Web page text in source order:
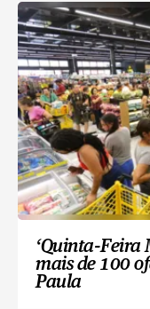
‘Quinta-Feira
mais de 100
Paula